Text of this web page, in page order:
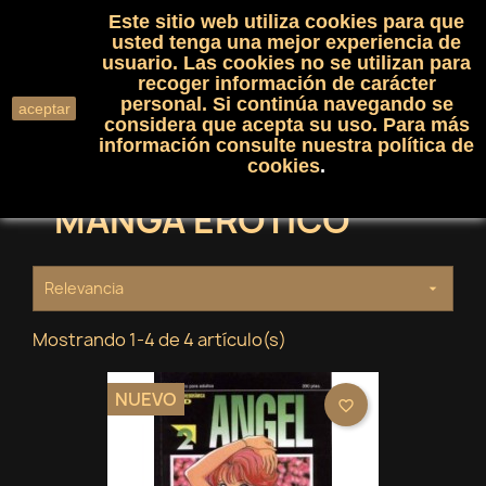
shopping_cart(0)

search
MANGA EROTICO
Relevancia 
Mostrando 1-4 de 4 artículo(s)
NUEVO favorite_border
aceptar
Este sitio web utiliza cookies para que
usted tenga una mejor experiencia de
usuario. Las cookies no se utilizan para
recoger información de carácter
personal. Si continúa navegando se
considera que acepta su uso. Para más
información consulte nuestra política de
cookies.